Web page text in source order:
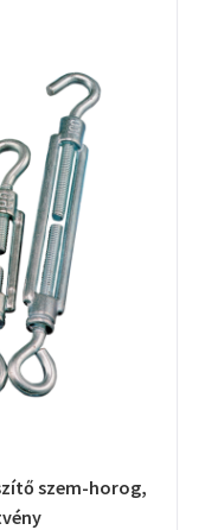
szem-horog,